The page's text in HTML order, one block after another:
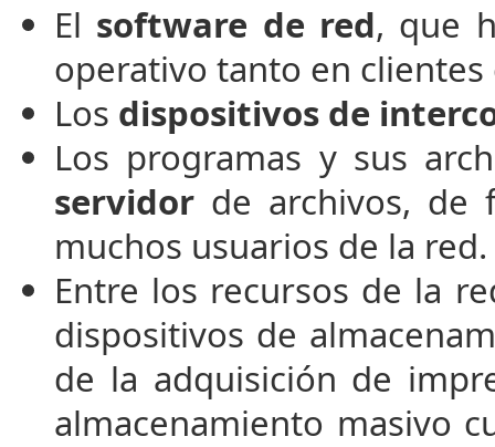
El software de red, que
operativo tanto en
Los dispositivos de
Los programas y sus
servidor de archivos, de
muchos usuarios de la red.
Entre los recursos de la
dispositivos de
de la adquisición de
almacenamiento masivo